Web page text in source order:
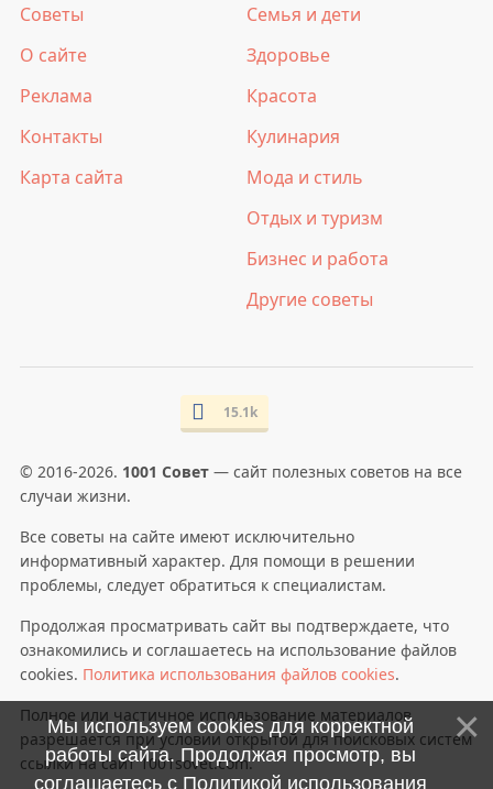
Советы
О сайте
Реклама
Контакты
Карта сайта
Семья и дети
Здоровье
Красота
Кулинария
Мода и стиль
Отдых и туризм
Бизнес и работа
Другие советы
15.1k
© 2016-2026. 1001 Совет— сайт полезных советов на все
случаи жизни.
Все советы на сайте имеют исключительно
информативный характер. Для помощи в решении
проблемы, следует обратиться к специалистам.
Продолжая просматривать сайт вы подтверждаете, что
ознакомились и соглашаетесь на использование файлов
cookies. Политика использования файлов cookies.
Полное или частичное использование материалов
разрешается при условии открытой для поисковых систем
ссылки на сайт 1001sovet.com.
Мы используем cookies для корректной
работы сайта. Продолжая просмотр, вы
соглашаетесь с Политикой использования